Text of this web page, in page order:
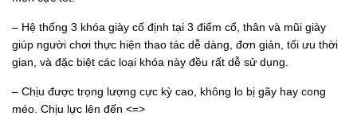
– Hệ thống 3 khóa giày cố định tại 3 điểm cổ, thân và mũi giày
giúp người chơi thực hiện thao tác dễ dàng, đơn giản, tối ưu thời
gian, và đặc biệt các loại khóa này đều rất dễ sử dụng.
– Chịu được trọng lượng cực kỳ cao, không lo bị gãy hay cong
méo. Chịu lực lên đến <=>